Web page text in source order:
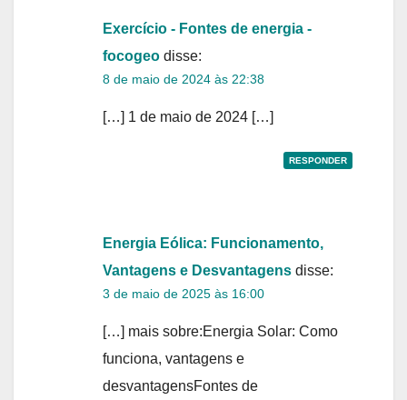
Exercício - Fontes de energia -
focogeo disse:
8 de maio de 2024 às 22:38
[…] 1 de maio de 2024 […]
RESPONDER
Energia Eólica: Funcionamento,
Vantagens e Desvantagens disse:
3 de maio de 2025 às 16:00
[…] mais sobre:Energia Solar: Como
funciona, vantagens e
desvantagensFontes de